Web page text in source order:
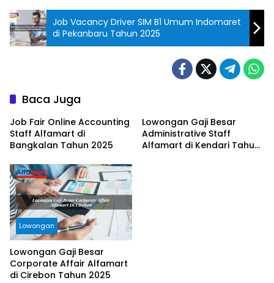
Job Vacancy Driver SIM B1 Umum Indomaret
di Pekanbaru Tahun 2025
Baca Juga
Job Fair Online Accounting
Staff Alfamart di
Bangkalan Tahun 2025
Lowongan Gaji Besar
Administrative Staff
Alfamart di Kendari Tahun
Lowongan
Lowongan Gaji Besar
Corporate Affair Alfamart
di Cirebon Tahun 2025